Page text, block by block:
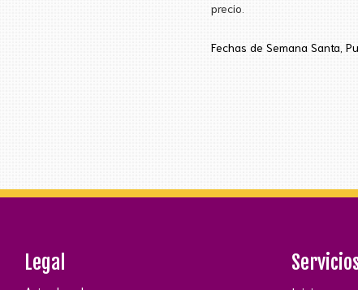
precio.
Fechas de Semana Santa ,
Legal